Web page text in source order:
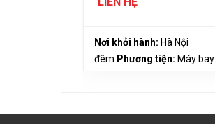
Nơi khởi hành: Hà Nội
đêm Phương tiện: Máy bay